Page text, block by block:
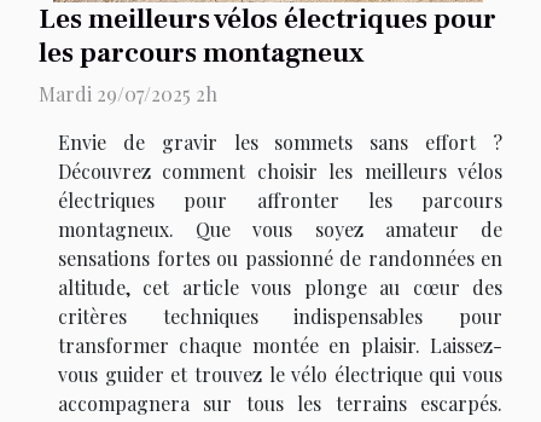
Les meilleurs vélos électriques pour
les parcours montagneux
Mardi 29/07/2025 2h
Envie de gravir les sommets sans effort ?
Découvrez comment choisir les meilleurs vélos
électriques pour affronter les parcours
montagneux. Que vous soyez amateur de
sensations fortes ou passionné de randonnées en
altitude, cet article vous plonge au cœur des
critères techniques indispensables pour
transformer chaque montée en plaisir. Laissez-
vous guider et trouvez le vélo électrique qui vous
accompagnera sur tous les terrains escarpés.